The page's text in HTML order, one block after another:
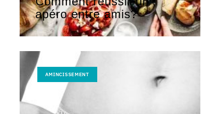
apéro entre amis?
AMINCISSEMENT